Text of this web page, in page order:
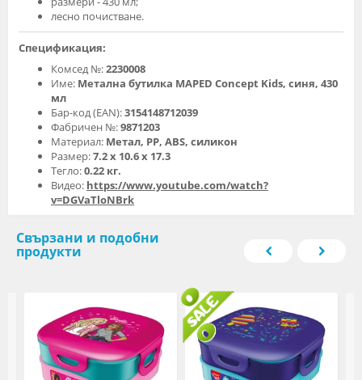
лесно почистване.
Спецификация:
Комсед №:2230008
Име: Метална бутилка MAPED Concept Kids, синя, 430
мл
Бар-код (EAN):3154148712039
Фабричен №:9871203
Материал: Метал, PP, ABS, силикон
Размер:7.2 х 10.6 х 17.3
Тегло:0.22 кг.
Видео: https://www.youtube.com/watch?
v=DGVaTloNBrk
Свързани и подобни
продукти